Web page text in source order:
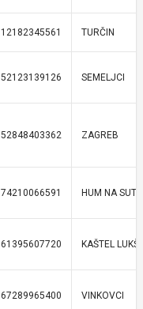
12182345561 TURČIN
52123139126 SEMELJCI
52848403362 ZAGREB
74210066591 HUM NA SUTLI
61395607720 KAŠTEL
67289965400 VINKOVCI